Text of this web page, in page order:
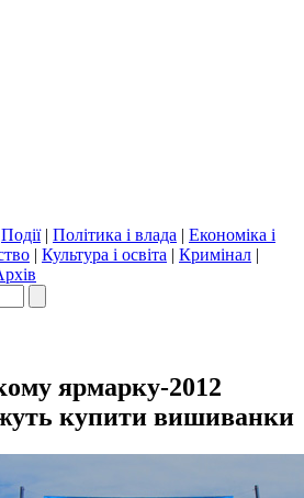
Події| Політика і влада | Економіка і
| Культура і освіта | Кримінал |
ярмарку-2012
купити вишиванки